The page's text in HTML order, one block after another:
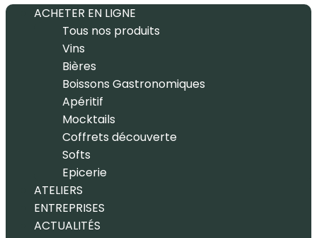
ACHETER EN LIGNE
Tous nos produits
Vins
Bières
Boissons Gastronomiques
Apéritif
Mocktails
Coffrets découverte
Softs
Epicerie
ATELIERS
ENTREPRISES
ACTUALITÉS